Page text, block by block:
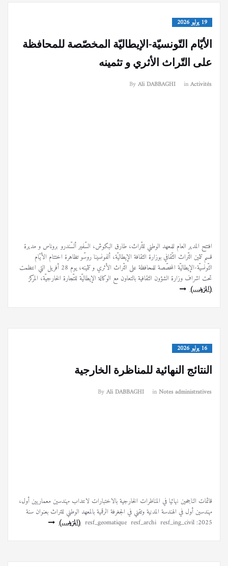
19 يوليو 2026
الأيّام التّونسيّة-الإيطاليّة المخصّصة للمحافظة
على التّراث الأثري و تثمينه
ByAli DABBAGHI inActivités
افتتح المدير العام للمعهد الوطني للتّراث، طارق البكوش، السّفير ألسّندرو بروناس و مديرة
قسم تثمين التّراث الثّقافي بوزارة الثقافة الإيطاليّة، ألفونسينا روسّو تظاهرة اختتام الأيّام
التّونسيّة-الإيطاليّة المخصّصة للمحافظة على التّراث الأثري و تثمينه، يوم 28 أفريل التي انتظمت
تحت اشراف وزارة الشؤون الثقافية بالتعاون مع الوكالة الإيطاليّة للتّجارة الخارجيّة، المركز
(المزيد…)
16 يوليو 2026
النتائج النهائية للمناظرة الخارجية
ByAli DABBAGHI inNotes administratives
قائمات الناجحين نهائيا في المناظرات الخارجية بالاختبارات لانتداب مهندسين معماريين أول،
مهندسين أول في الهندسة المدنية وتقني في الجغرفة الرقمية بالمعهد الوطني للتراث بعنوان سنة
2025: resf_geomatique resf_archi resf_ing_civil (المزيد…)